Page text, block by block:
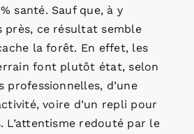
santé. Sauf que, à y
près, ce résultat semble
la forêt. En effet, les
font plutôt état, selon
professionnelles, d’une
voire d’un repli pour
L’attentisme redouté par le